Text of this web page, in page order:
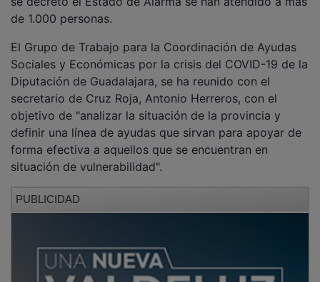
de 1.000 personas.
Sociales y Económicas por la crisis del COVID-19 de la
Diputación de Guadalajara, se ha reunido con el
secretario de Cruz Roja, Antonio Herreros, con el
objetivo de "analizar la situación de la provincia y
definir una línea de ayudas que sirvan para apoyar de
forma efectiva a aquellos que se encuentran en
situación de vulnerabilidad".